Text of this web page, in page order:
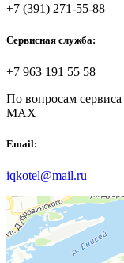
+7 (391) 271-55-88
Сервисная служба:
+7 963 191 55 58
По вопросам
MAX
Email:
iqkotel@mail.ru